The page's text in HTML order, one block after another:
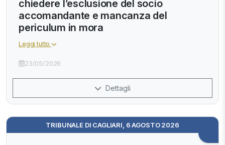
chiedere l’esclusione del socio
accomandante e mancanza del
periculum in mora
Leggi tutto
23/05/2026
Dettagli
TRIBUNALE DI CAGLIARI, 6 AGOSTO 2026